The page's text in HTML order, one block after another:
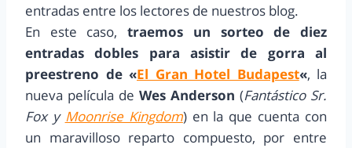
entradas entre los lectores de nuestros blog.
En este caso, traemos un sorteo de diez
entradas dobles para asistir de gorra al
preestreno de «El Gran Hotel Budapest«, la
nueva película de Wes Anderson (Fantástico Sr.
Fox y Moonrise Kingdom) en la que cuenta con
un maravilloso reparto compuesto, por entre